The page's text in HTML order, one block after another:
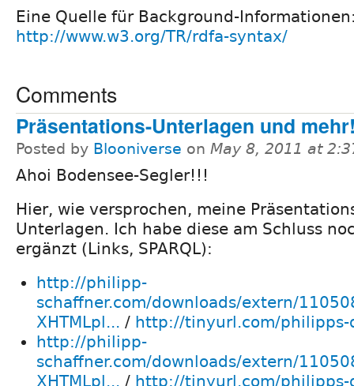
Eine Quelle für Background-
http://www.w3.org/TR/rdfa-syntax/
Comments
Präsentations-Unterlagen und
Posted by Blooniverse on May 8, 2011 at
Ahoi Bodensee-Segler!!!
Hier, wie versprochen, meine
Unterlagen. Ich habe diese am Schluss
ergänzt (Links, SPARQL):
http://philipp-
schaffner.com/downloads/extern/
XHTMLpl... / http://tinyurl.com/philipps-
http://philipp-
schaffner.com/downloads/extern/
XHTMLpl... / http://tinyurl.com/philipps-